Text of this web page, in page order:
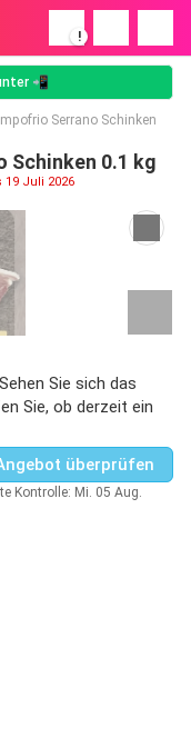
!
📲
Serrano Schinken
Schinken 0.1 kg
19 Juli 2026
Sie sich das
Sie, ob derzeit ein
überprüfen
Kontrolle: Mi. 05 Aug.